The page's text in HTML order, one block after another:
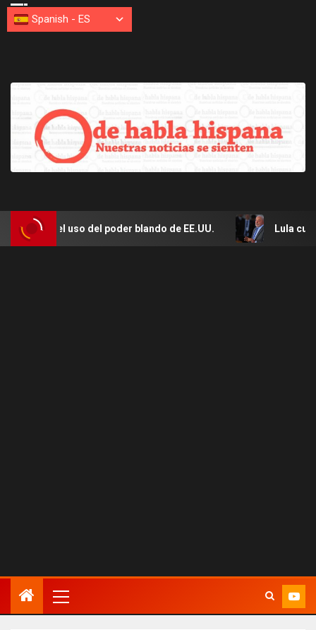
del poder blando de EE.UU. Lula culpa a Marco
Spanish - ES